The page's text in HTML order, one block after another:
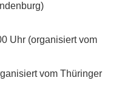
Uhr (organisiert vom
vom Thüringer